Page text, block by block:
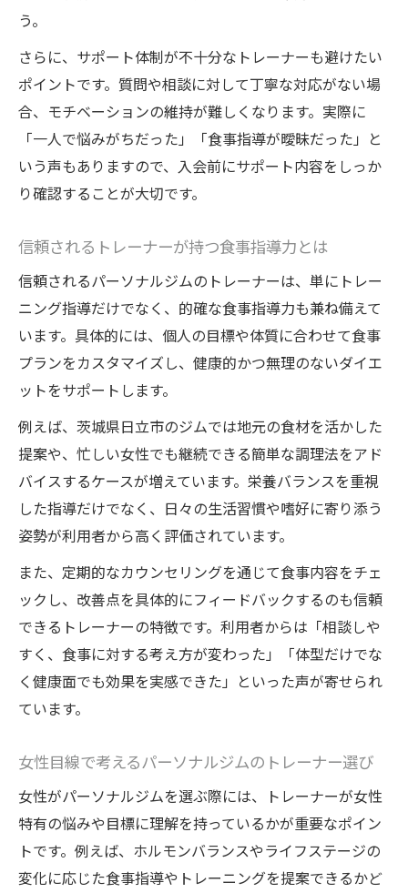
う。
さらに、サポート体制が不十分なトレーナーも避けたい
ポイントです。質問や相談に対して丁寧な対応がない場
合、モチベーションの維持が難しくなります。実際に
「一人で悩みがちだった」「食事指導が曖昧だった」と
いう声もありますので、入会前にサポート内容をしっか
り確認することが大切です。
信頼されるトレーナーが持つ食事指導力とは
信頼されるパーソナルジムのトレーナーは、単にトレー
ニング指導だけでなく、的確な食事指導力も兼ね備えて
います。具体的には、個人の目標や体質に合わせて食事
プランをカスタマイズし、健康的かつ無理のないダイエ
ットをサポートします。
例えば、茨城県日立市のジムでは地元の食材を活かした
提案や、忙しい女性でも継続できる簡単な調理法をアド
バイスするケースが増えています。栄養バランスを重視
した指導だけでなく、日々の生活習慣や嗜好に寄り添う
姿勢が利用者から高く評価されています。
また、定期的なカウンセリングを通じて食事内容をチェ
ックし、改善点を具体的にフィードバックするのも信頼
できるトレーナーの特徴です。利用者からは「相談しや
すく、食事に対する考え方が変わった」「体型だけでな
く健康面でも効果を実感できた」といった声が寄せられ
ています。
女性目線で考えるパーソナルジムのトレーナー選び
女性がパーソナルジムを選ぶ際には、トレーナーが女性
特有の悩みや目標に理解を持っているかが重要なポイン
トです。例えば、ホルモンバランスやライフステージの
変化に応じた食事指導やトレーニングを提案できるかど